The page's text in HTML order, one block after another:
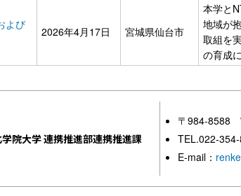
よび
2026年4月17日 宮城県仙台市
本学と
地域が
取組を
の育成
院大学 連携推進部連携推進課
〒984-8588
TEL.022-
E-mail：